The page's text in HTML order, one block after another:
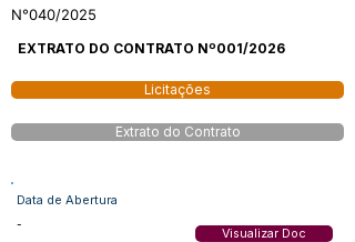
N°040/2025
EXTRATO DO CONTRATO Nº001/2026
Licitações
Extrato do Contrato
Data de Abertura
-
Visualizar Doc